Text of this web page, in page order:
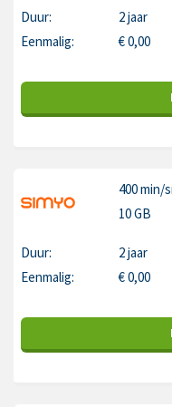
Duur:
2 jaar
Eenmalig:
€0,00
400 min/
10 GB
Duur:
2 jaar
Eenmalig:
€0,00